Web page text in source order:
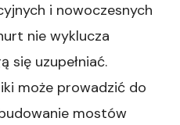
i nowoczesnych
nie wyklucza
się uzupełniać.
może prowadzić do
mostów